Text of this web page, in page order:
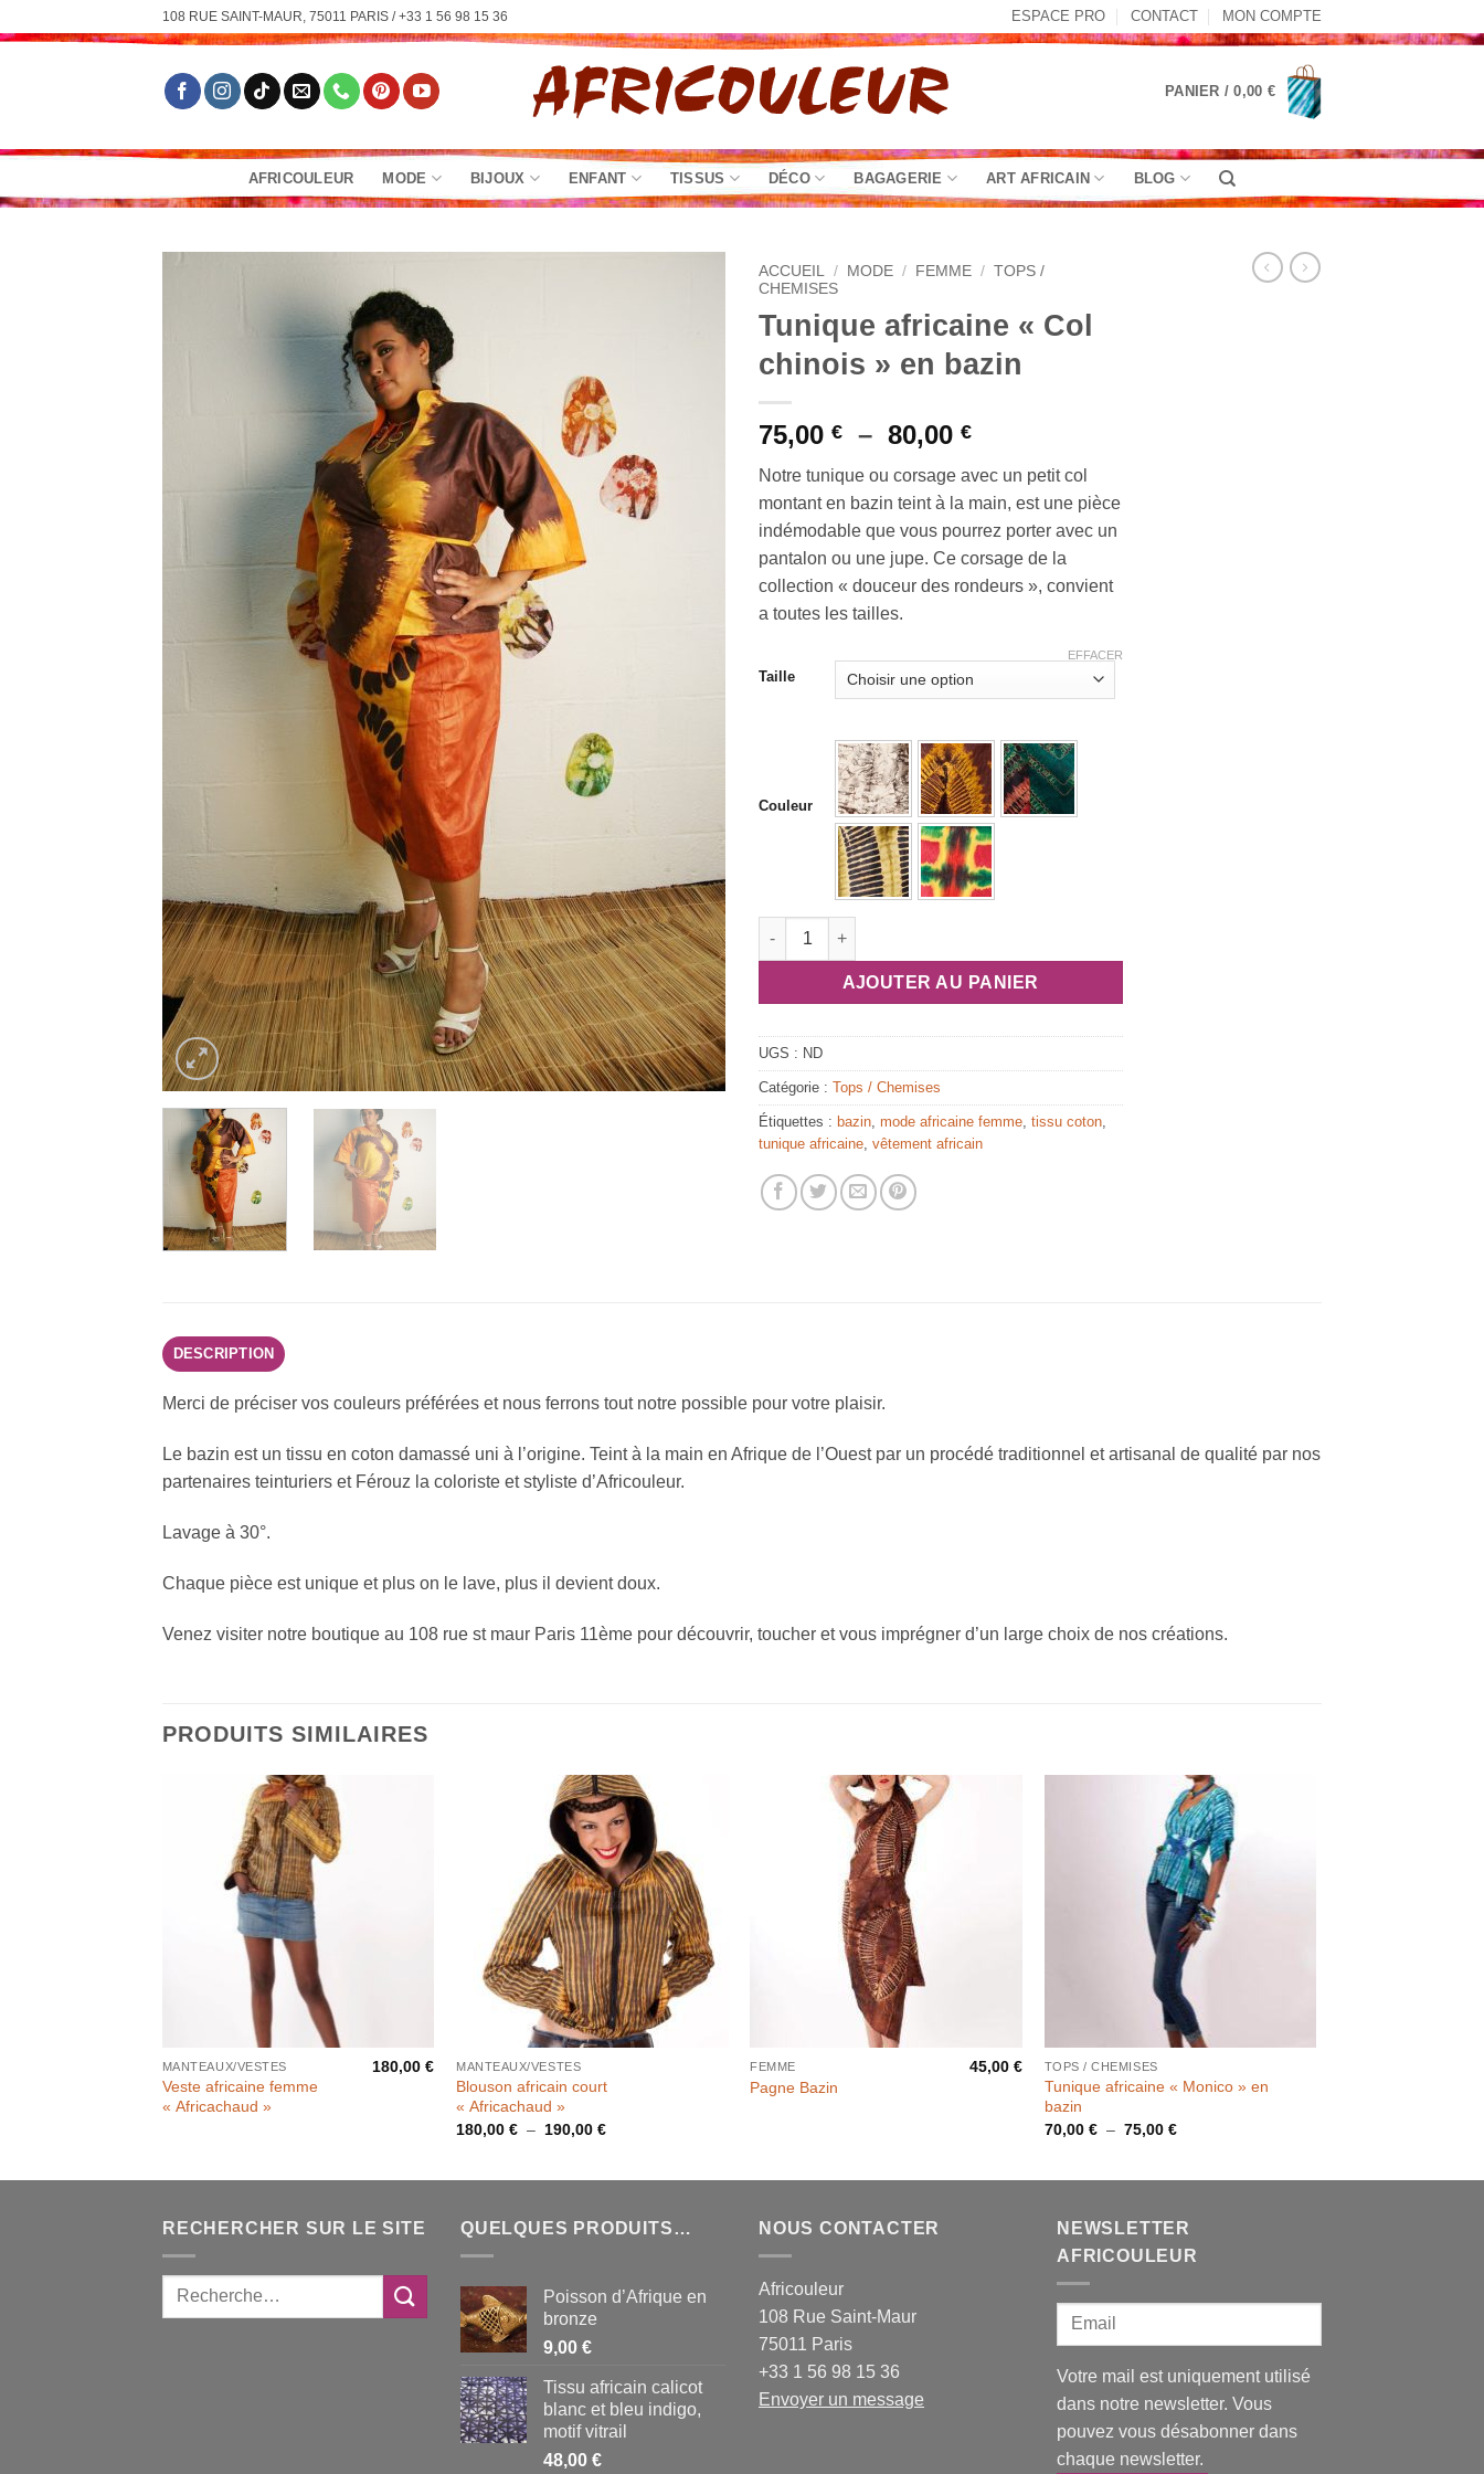
au
108 RUE SAINT-MAUR, 75011 PARIS / +33 1 56 98 15 36 ESPACE PRO CONTACT MON COMPTE
PANIER /0,00 €
AFRICOULEUR MODE BIJOUX ENFANT TISSUS DÉCO BAGAGERIE ART AFRICAIN BLOG
ACCUEIL / MODE / FEMME / TOPS /
CHEMISES
Tunique africaine « Col
chinois » en bazin
75,00 € – 80,00 €Plage
prix :
75,00 €
à
80,00 €
Notre tunique ou corsage avec un petit col
montant en bazin teint à la main, est une pièce
indémodable que vous pourrez porter avec un
pantalon ou une jupe. Ce corsage de la
collection « douceur des rondeurs », convient
a toutes les tailles.
Taille
Couleur
EFFACER
quantité de Tunique africaine "Col chinois" en bazin
AJOUTER AU PANIER
UGS : ND
Catégorie : Tops / Chemises
Étiquettes : bazin mode africaine femme tissu coton
tunique africaine vêtement africain
DESCRIPTION
Merci de préciser vos couleurs préférées et nous ferrons tout notre possible pour votre plaisir.
Le bazin est un tissu en coton damassé uni à l’origine. Teint à la main en Afrique de l’Ouest par un procédé traditionnel et artisanal de qualité par nos
partenaires teinturiers et Férouz la coloriste et styliste d’Africouleur.
Lavage à 30°.
Chaque pièce est unique et plus on le lave, plus il devient doux.
Venez visiter notre boutique au 108 rue st maur Paris 11ème pour découvrir, toucher et vous imprégner d’un large choix de nos créations.
PRODUITS SIMILAIRES
MANTEAUX/VESTES
Veste africaine femme
« Africachaud »
180,00€ MANTEAUX/VESTES
Blouson africain court
« Africachaud »
180,00€ – 190,00€Plage
FEMME
Pagne Bazin
45,00 € TOPS / CHEMISES
Tunique africaine « Monico » en
bazin
70,00 € – 75,00 €Plage
RECHERCHER SUR LE SITE QUELQUES PRODUITS…
Poisson d’Afrique en
bronze
9,00 €
Tissu africain calicot
blanc et bleu indigo,
motif vitrail
48,00 €
NOUS CONTACTER
Africouleur
108 Rue Saint-Maur
75011 Paris
+33 1 56 98 15 36
Envoyer un message
NEWSLETTER
AFRICOULEUR
Votre mail est uniquement utilisé
dans notre newsletter. Vous
pouvez vous désabonner dans
chaque newsletter.